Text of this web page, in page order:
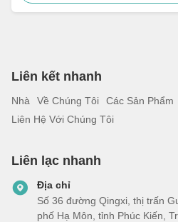
Liên kết nhanh
Nhà Về Chúng Tôi Các Sản Phẩm
Liên Hệ Với Chúng Tôi
Liên lạc nhanh
Địa chỉ
Số 36 đường Qingxi, thị trấn
phố Hạ Môn, tỉnh Phúc Kiến,